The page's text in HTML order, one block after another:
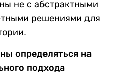
не с абстрактными
решениями для
определяться на
подхода